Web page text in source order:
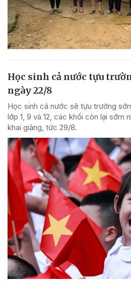
Học sinh cả nước tựu
ngày 22/8
Học sinh cả nước sẽ tựu trường
lớp 1, 9 và 12, các khối còn lại sớm
khai giảng, tức 29/8.